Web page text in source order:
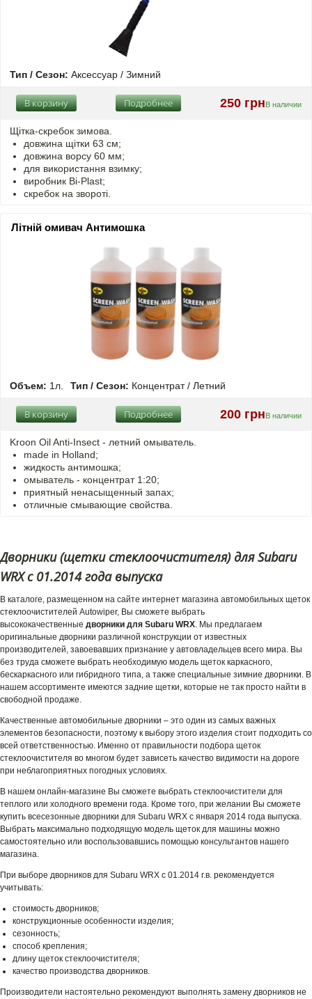
Тип / Сезон: Аксессуар / Зимний
250 грнВ наличии
Подробнее
В корзину
Щітка-скребок зимова.
довжина щітки 63 см;
довжина ворсу 60 мм;
для використання взимку;
виробник Bi-Plast;
скребок на звороті.
Літній омивач Антимошка
Объем: 1л. Тип / Сезон: Концентрат / Летний
200 грнВ наличии
Подробнее
В корзину
Kroon Oil Anti-Insect - летний омыватель.
made in Holland;
жидкость антимошка;
омыватель - концентрат 1:20;
приятный ненасыщенный запах;
отличные смывающие свойства.
Дворники (щетки стеклоочистителя) для Subaru
WRX с 01.2014 года выпуска
В каталоге, размещенном на сайте интернет магазина автомобильных щеток
стеклоочистителей Autowiper, Вы сможете выбрать
высококачественные дворники для Subaru WRX. Мы предлагаем
оригинальные дворники различной конструкции от известных
производителей, завоевавших признание у автовладельцев всего мира. Вы
без труда сможете выбрать необходимую модель щеток каркасного,
бескаркасного или гибридного типа, а также специальные зимние дворники. В
нашем ассортименте имеются задние щетки, которые не так просто найти в
свободной продаже.
Качественные автомобильные дворники – это один из самых важных
элементов безопасности, поэтому к выбору этого изделия стоит подходить со
всей ответственностью. Именно от правильности подбора щеток
стеклоочистителя во многом будет зависеть качество видимости на дороге
при неблагоприятных погодных условиях.
В нашем онлайн-магазине Вы сможете выбрать стеклоочистители для
теплого или холодного времени года. Кроме того, при желании Вы сможете
купить всесезонные дворники для Subaru WRX с января 2014 года выпуска.
Выбрать максимально подходящую модель щеток для машины можно
самостоятельно или воспользовавшись помощью консультантов нашего
магазина.
При выборе дворников для Subaru WRX с 01.2014 г.в. рекомендуется
учитывать:
стоимость дворников;
конструкционные особенности изделия;
сезонность;
способ крепления;
длину щеток стеклоочистителя;
качество производства дворников.
Производители настоятельно рекомендуют выполнять замену дворников не